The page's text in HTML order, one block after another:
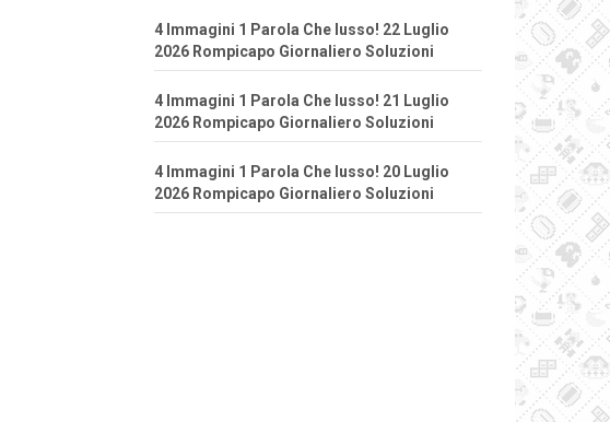
4 Immagini 1 Parola Che lusso! 22 Luglio
2026 Rompicapo Giornaliero Soluzioni
4 Immagini 1 Parola Che lusso! 21 Luglio
2026 Rompicapo Giornaliero Soluzioni
4 Immagini 1 Parola Che lusso! 20 Luglio
2026 Rompicapo Giornaliero Soluzioni